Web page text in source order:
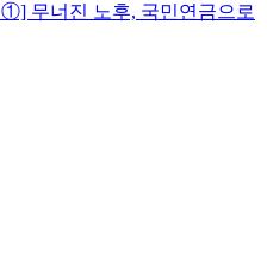
무너진 노후, 국민연금으로